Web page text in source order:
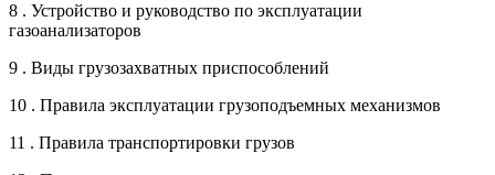
8 . Устройство и руководство по эксплуатации
газоанализаторов
9 . Виды грузозахватных приспособлений
10 . Правила эксплуатации грузоподъемных механизмов
11 . Правила транспортировки грузов